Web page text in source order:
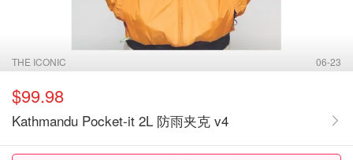
THE ICONIC 06-23
$99.98
Kathmandu Pocket-it 2L 防雨夹克 v4